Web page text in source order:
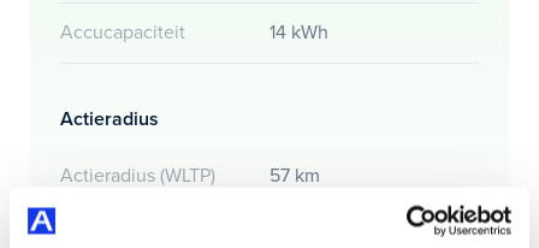
Accucapaciteit 14 kWh
Actieradius
Actieradius (WLTP) 57 km